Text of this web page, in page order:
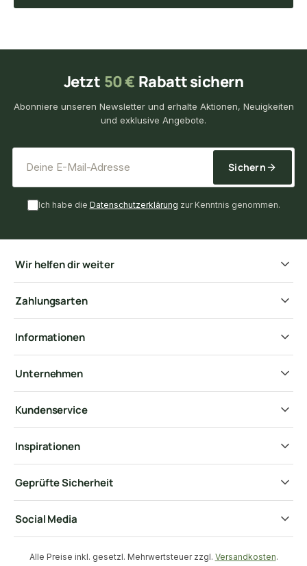
Jetzt 50 € Rabatt sichern
Abonniere unseren Newsletter und erhalte Aktionen, Neuigkeiten
und exklusive Angebote.
Sichern
Ich habe die Datenschutzerklärung zur Kenntnis genommen.
Wir helfen dir weiter
Zahlungsarten
Informationen
Unternehmen
Kundenservice
Inspirationen
Geprüfte Sicherheit
Social Media
Alle Preise inkl. gesetzl. Mehrwertsteuer zzgl. Versandkosten.